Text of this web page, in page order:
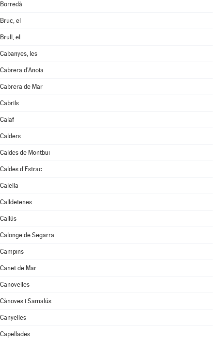
Borredà
Bruc, el
Brull, el
Cabanyes, les
Cabrera d'Anoia
Cabrera de Mar
Cabrils
Calaf
Calders
Caldes de Montbui
Caldes d'Estrac
Calella
Calldetenes
Callús
Calonge de Segarra
Campins
Canet de Mar
Canovelles
Cànoves i Samalús
Canyelles
Capellades